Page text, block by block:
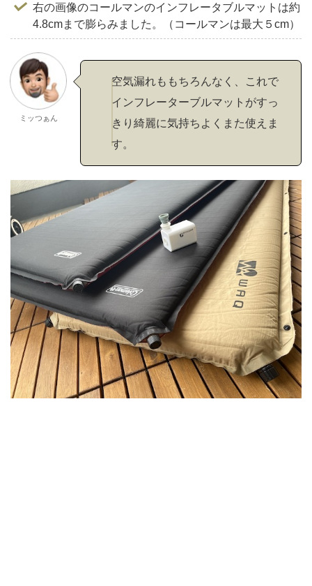
右の画像のコールマンのインフレータブルマットは約
4.8cmまで膨らみました。（コールマンは最大５cm）
ミッつぁん
空気漏れももちろんなく、これで
インフレーターブルマットがすっ
きり綺麗に気持ちよくまた使えま
す。